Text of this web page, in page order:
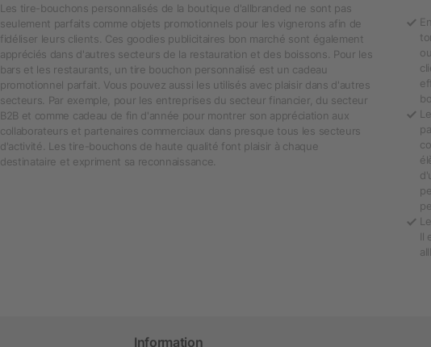
Les tire-bouchons personnalisés de la boutique d'allbranded ne sont pas
seulement parfaits comme objets promotionnels pour les vignerons afin de
fidéliser leurs clients. Ces goodies publicitaires bon marché sont également
appréciés dans d'autres secteurs de la restauration et des boissons. Pour les
bars et les restaurants, un tire bouchon personnalisé est un cadeau
promotionnel parfait. Vous pouvez aussi les utilisés avec plaisir dans d'autres
secteurs. Par exemple, pour les entreprises du secteur financier, du secteur
B2B et comme cadeau de fin d'année pour montrer son appréciation aux
collaborateurs et partenaires commerciaux dans presque tous les secteurs
d'activité. Les tire-bouchons de haute qualité font plaisir à chaque
destinataire et expriment sa reconnaissance.
Il
Information